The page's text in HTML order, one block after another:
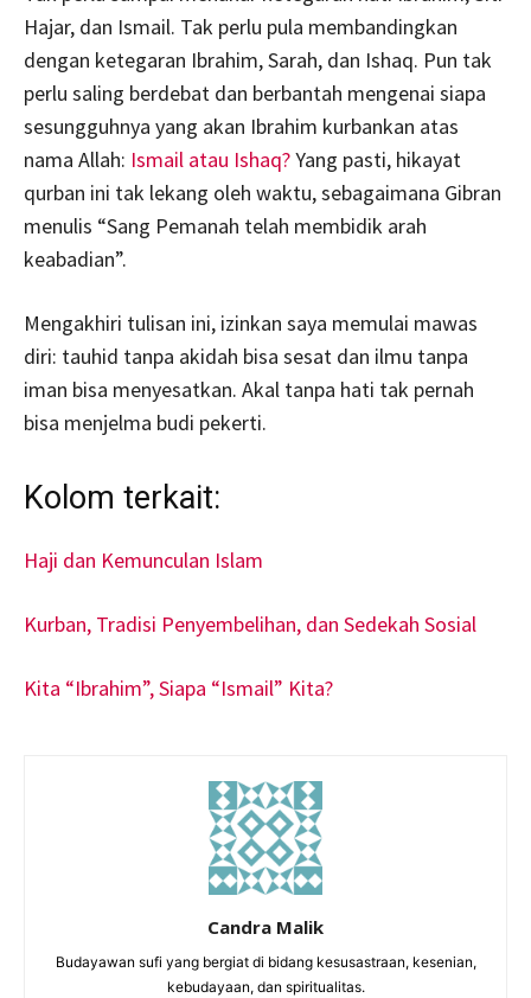
Hajar, dan Ismail. Tak perlu pula membandingkan
dengan ketegaran Ibrahim, Sarah, dan Ishaq. Pun tak
perlu saling berdebat dan berbantah mengenai siapa
sesungguhnya yang akan Ibrahim kurbankan atas
nama Allah: Ismail atau Ishaq?Yang pasti, hikayat
qurban ini tak lekang oleh waktu, sebagaimana Gibran
menulis “Sang Pemanah telah membidik arah
keabadian”.
Mengakhiri tulisan ini, izinkan saya memulai mawas
diri: tauhid tanpa akidah bisa sesat dan ilmu tanpa
iman bisa menyesatkan. Akal tanpa hati tak pernah
bisa menjelma budi pekerti.
Kolom terkait:
Haji dan Kemunculan Islam
Kurban, Tradisi Penyembelihan, dan Sedekah Sosial
Kita “Ibrahim”, Siapa “Ismail” Kita?
Candra Malik
Budayawan sufi yang bergiat di bidang kesusastraan, kesenian,
kebudayaan, dan spiritualitas.